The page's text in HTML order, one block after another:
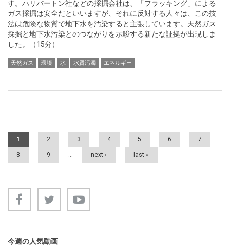
す。ハリバートン社などの採掘会社は、「フラッキング」による
ガス採掘は安全だといいますが、それに反対する人々は、この技
法は危険な物質で地下水を汚染すると主張しています。天然ガス
採掘と地下水汚染とのつながりを示唆する新たな証拠が出現しま
した。（15分）
天然ガス 環境 水 水質汚濁 エネルギー
Pages
1 2 3 4 5 6 7
8 9 … next › last »
今週の人気動画